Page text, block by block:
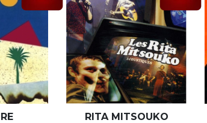
RITA MITSOUKO